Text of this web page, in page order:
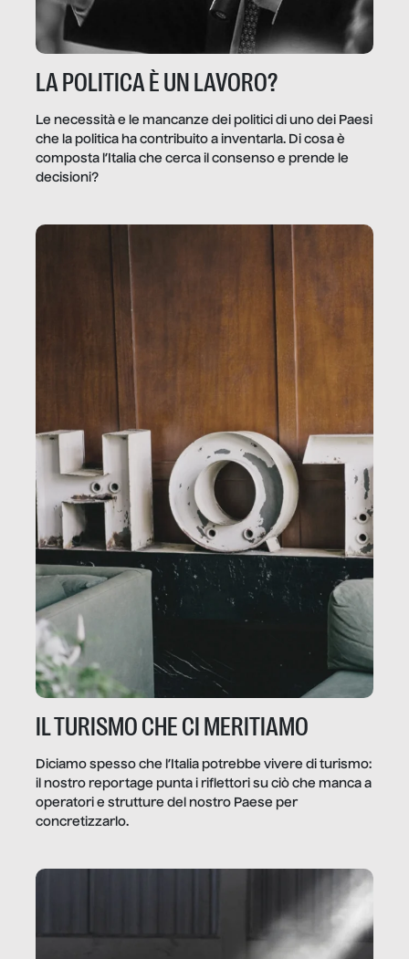
LA POLITICA È UN LAVORO?
Le necessità e le mancanze dei politici di uno dei Paesi
che la politica ha contribuito a inventarla. Di cosa è
composta l’Italia che cerca il consenso e prende le
decisioni?
IL TURISMO CHE CI MERITIAMO
Diciamo spesso che l’Italia potrebbe vivere di turismo:
il nostro reportage punta i riflettori su ciò che manca a
operatori e strutture del nostro Paese per
concretizzarlo.